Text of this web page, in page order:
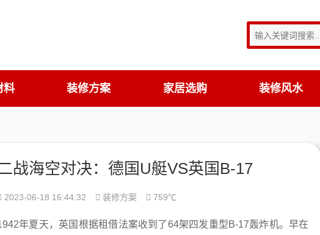
料 装修方案 家居选购 装修风水
战海空对决：德国U艇VS英国B-17
2023-06-18 16:44:32 装修方案 759℃
年夏天，英国根据租借法案收到了64架四发重型B-17轰炸机。早在